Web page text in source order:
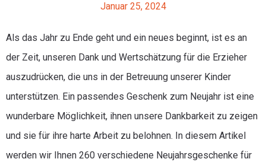
Januar 25, 2024
Als das Jahr zu Ende geht und ein neues beginnt, ist es an
der Zeit, unseren Dank und Wertschätzung für die Erzieher
auszudrücken, die uns in der Betreuung unserer Kinder
unterstützen. Ein passendes Geschenk zum Neujahr ist eine
wunderbare Möglichkeit, ihnen unsere Dankbarkeit zu zeigen
und sie für ihre harte Arbeit zu belohnen. In diesem Artikel
werden wir Ihnen 260 verschiedene Neujahrsgeschenke für